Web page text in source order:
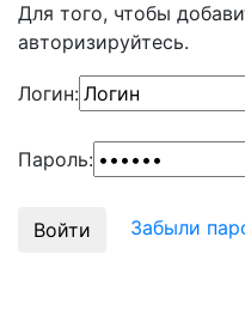
Для того, чтобы
авторизируйтесь.
Логин:
Пароль:
Забыли